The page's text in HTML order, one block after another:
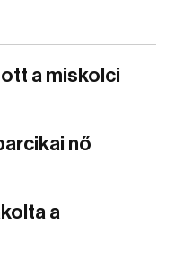
a miskolci
nő
a